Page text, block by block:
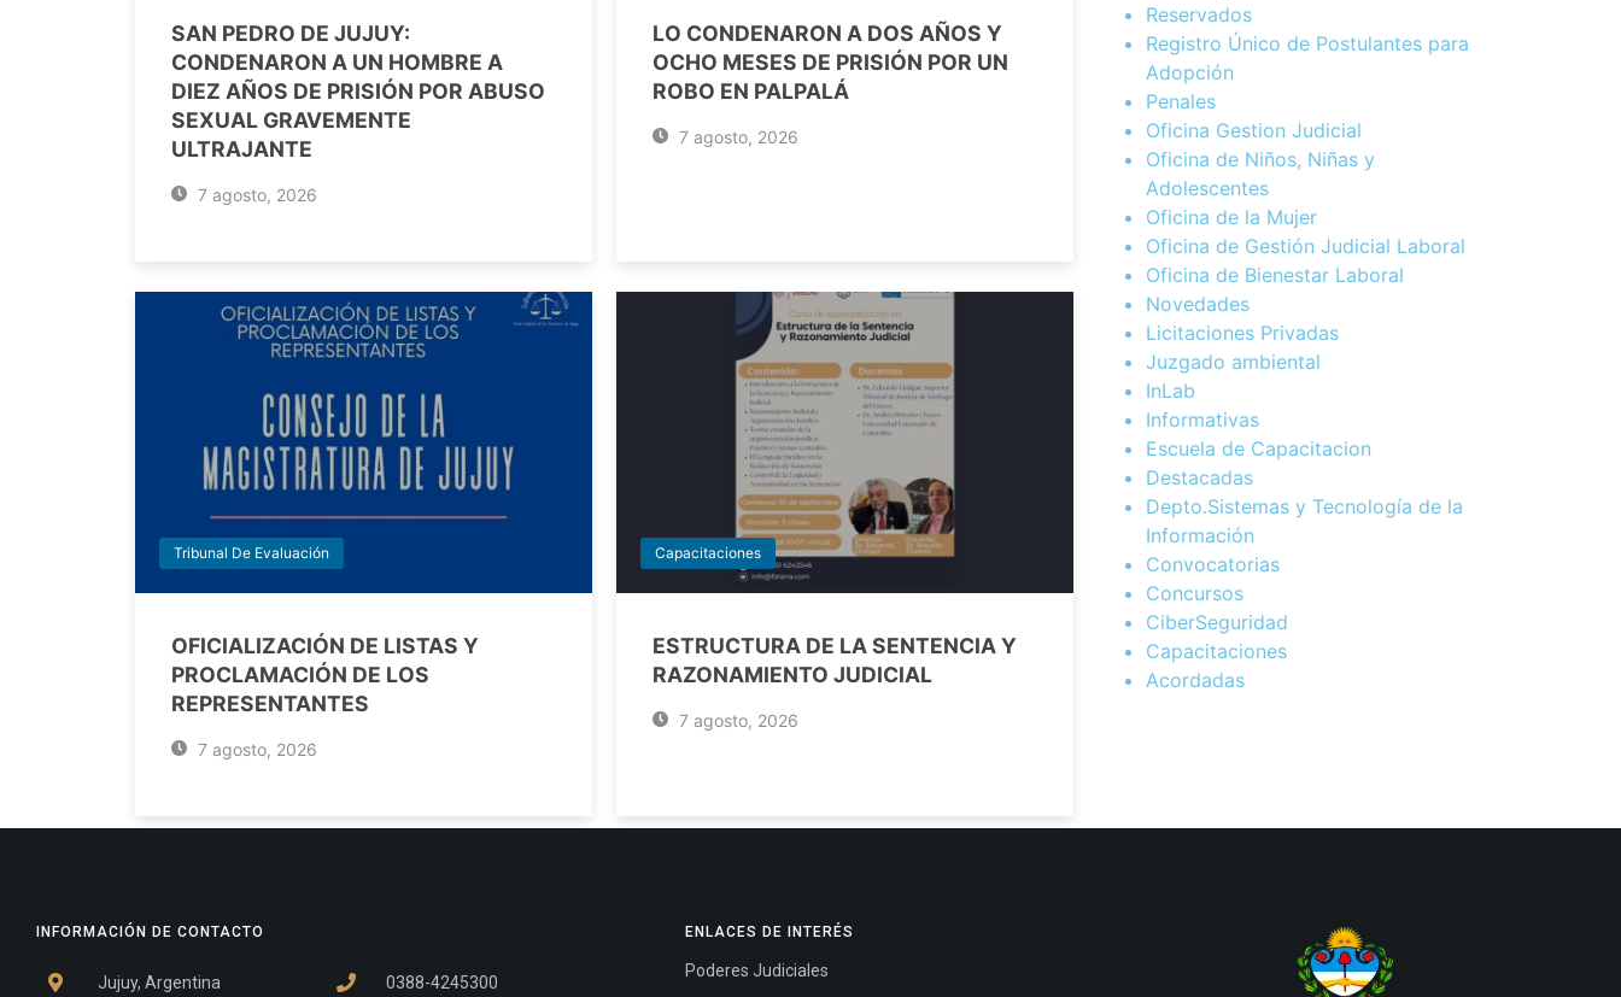
SAN PEDRO DE JUJUY:
CONDENARON A UN HOMBRE A
DIEZ AÑOS DE PRISIÓN POR ABUSO
SEXUAL GRAVEMENTE
ULTRAJANTE
7 agosto, 2026
LO CONDENARON A DOS AÑOS Y
OCHO MESES DE PRISIÓN POR UN
ROBO EN PALPALÁ
7 agosto, 2026
Tribunal De Evaluación
OFICIALIZACIÓN DE LISTAS Y
PROCLAMACIÓN DE LOS
REPRESENTANTES
7 agosto, 2026
Capacitaciones
ESTRUCTURA DE LA SENTENCIA Y
RAZONAMIENTO JUDICIAL
7 agosto, 2026
Reservados
Registro Único de Postulantes para
Adopción
Penales
Oficina Gestion Judicial
Oficina de Niños, Niñas y
Adolescentes
Oficina de la Mujer
Oficina de Gestión Judicial Laboral
Oficina de Bienestar Laboral
Novedades
Licitaciones Privadas
Juzgado ambiental
InLab
Informativas
Escuela de Capacitacion
Destacadas
Depto.Sistemas y Tecnología de la
Información
Convocatorias
Concursos
CiberSeguridad
Capacitaciones
Acordadas
INFORMACIÓN DE CONTACTO
Jujuy, Argentina 0388-4245300
ENLACES DE INTERÉS
Poderes Judiciales